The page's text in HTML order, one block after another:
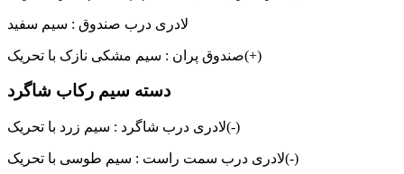
لادری درب صندوق : سیم سفید
صندوق پران : سیم مشکی نازک با تحریک(+)
دسته سیم رکاب شاگرد
لادری درب شاگرد : سیم زرد با تحریک(-)
لادری درب سمت راست : سیم طوسی با تحریک(-)